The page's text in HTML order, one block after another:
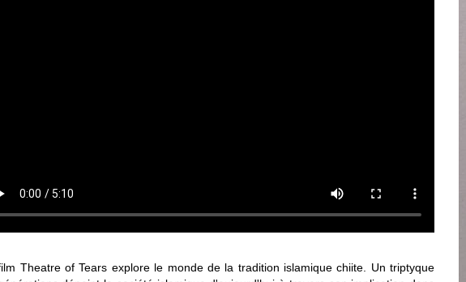
Theatre of Tears explore le monde de la tradition islamique chiite. Un triptyque